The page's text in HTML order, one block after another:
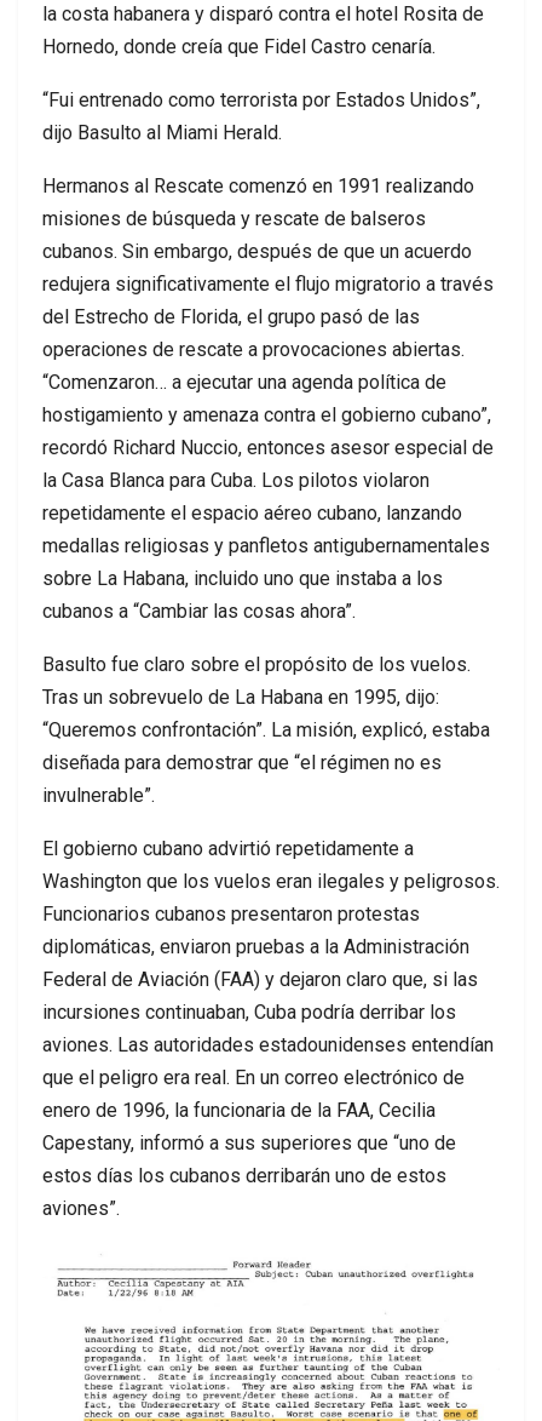
la costa habanera y disparó contra el hotel Rosita de
Hornedo, donde creía que Fidel Castro cenaría.
“Fui entrenado como terrorista por Estados Unidos”,
dijo Basulto al Miami Herald.
Hermanos al Rescate comenzó en 1991 realizando
misiones de búsqueda y rescate de balseros
cubanos. Sin embargo, después de que un acuerdo
redujera significativamente el flujo migratorio a través
del Estrecho de Florida, el grupo pasó de las
operaciones de rescate a provocaciones abiertas.
“Comenzaron… a ejecutar una agenda política de
hostigamiento y amenaza contra el gobierno cubano”,
recordó Richard Nuccio, entonces asesor especial de
la Casa Blanca para Cuba. Los pilotos violaron
repetidamente el espacio aéreo cubano, lanzando
medallas religiosas y panfletos antigubernamentales
sobre La Habana, incluido uno que instaba a los
cubanos a “Cambiar las cosas ahora”.
Basulto fue claro sobre el propósito de los vuelos.
Tras un sobrevuelo de La Habana en 1995, dijo:
“Queremos confrontación”. La misión, explicó, estaba
diseñada para demostrar que “el régimen no es
invulnerable”.
El gobierno cubano advirtió repetidamente a
Washington que los vuelos eran ilegales y peligrosos.
Funcionarios cubanos presentaron protestas
diplomáticas, enviaron pruebas a la Administración
Federal de Aviación (FAA) y dejaron claro que, si las
incursiones continuaban, Cuba podría derribar los
aviones. Las autoridades estadounidenses entendían
que el peligro era real. En un correo electrónico de
enero de 1996, la funcionaria de la FAA, Cecilia
Capestany, informó a sus superiores que “uno de
estos días los cubanos derribarán uno de estos
aviones”.